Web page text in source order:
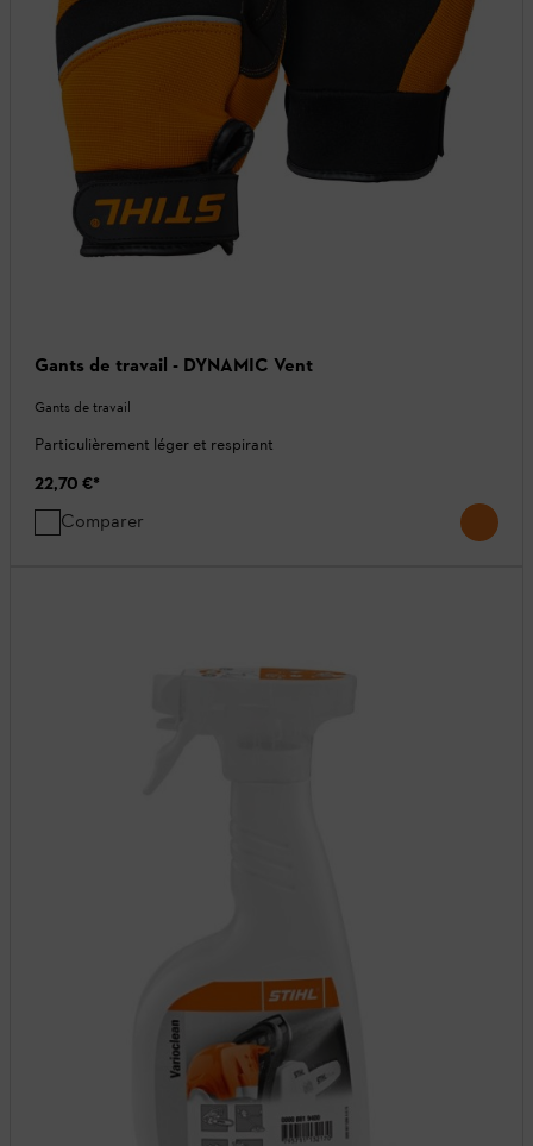
Gants de travail - DYNAMIC Vent
Gants de travail
Particulièrement léger et respirant
22,70 €*
Comparer